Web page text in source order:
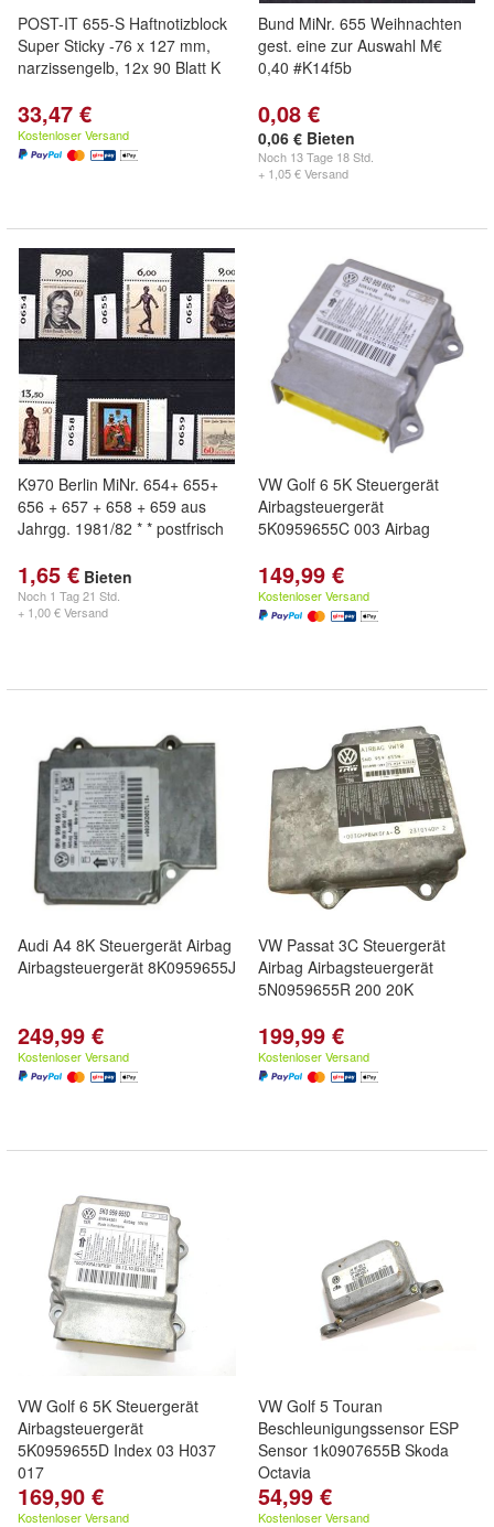
POST-IT 655-S Haftnotizblock
Super Sticky -76 x 127 mm,
narzissengelb, 12x 90 Blatt K
33,47 €
Kostenloser Versand
Bund MiNr. 655 Weihnachten
gest. eine zur Auswahl M€
0,40 #K14f5b
0,08 €
0,06 € Bieten
Noch 13 Tage 18 Std.
+ 1,05 € Versand
K970 Berlin MiNr. 654+ 655+
656 + 657 + 658 + 659 aus
Jahrgg. 1981/82 * * postfrisch
1,65 € Bieten
Noch 1 Tag 21 Std.
+ 1,00 € Versand
VW Golf 6 5K Steuergerät
Airbagsteuergerät
5K0959655C 003 Airbag
149,99 €
Kostenloser Versand
Audi A4 8K Steuergerät Airbag
Airbagsteuergerät 8K0959655J
249,99 €
Kostenloser Versand
VW Passat 3C Steuergerät
Airbag Airbagsteuergerät
5N0959655R 200 20K
199,99 €
Kostenloser Versand
VW Golf 6 5K Steuergerät
Airbagsteuergerät
5K0959655D Index 03 H037
017
169,90 €
Kostenloser Versand
VW Golf 5 Touran
Beschleunigungssensor ESP
Sensor 1k0907655B Skoda
Octavia
54,99 €
Kostenloser Versand